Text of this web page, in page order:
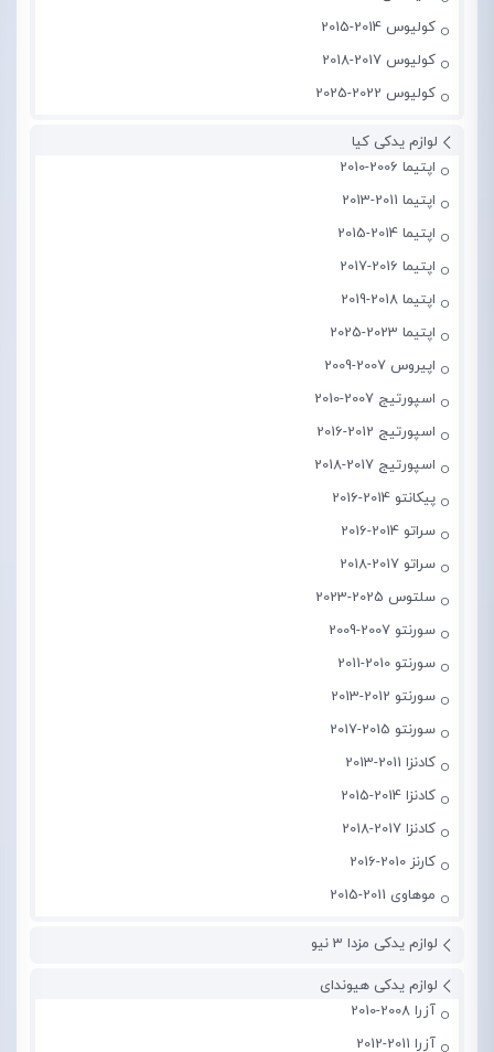
کولیوس 2014-2015
کولیوس 2017-2018
کولیوس 2022-2025
لوازم یدکی کیا
اپتیما 2006-2010
اپتیما 2011-2013
اپتیما 2014-2015
اپتیما 2016-2017
اپتیما 2018-2019
اپتیما 2023-2025
اپیروس 2007-2009
اسپورتیج 2007-2010
اسپورتیج 2012-2016
اسپورتیج 2017-2018
پیکانتو 2014-2016
سراتو 2014-2016
سراتو 2017-2018
سلتوس 2025-2023
سورنتو 2007-2009
سورنتو 2010-2011
سورنتو 2012-2013
سورنتو 2015-2017
کادنزا 2011-2013
کادنزا 2014-2015
کادنزا 2017-2018
کارنز 2010-2016
موهاوی 2011-2015
لوازم یدکی مزدا 3 نیو
لوازم یدکی هیوندای
آزرا 2008-2010
آزرا 2011-2012